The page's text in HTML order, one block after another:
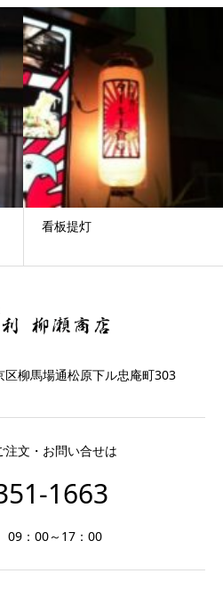
看板提灯
柳馬場通松原下ル忠庵町303
注文・お問い合せは
1663
：00～17：00